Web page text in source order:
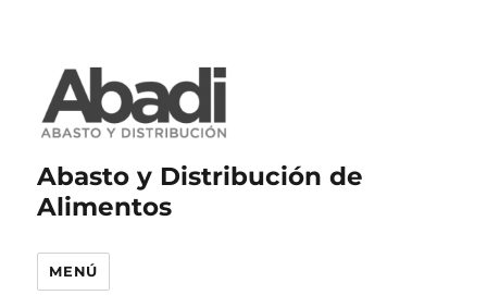
Abasto y Distribución de
Alimentos
MENÚ